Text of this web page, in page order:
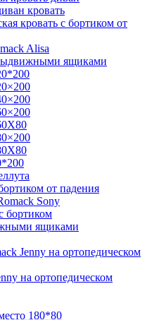
кровать
кровать с бортиком от
Alisa
ящиками
от падения
Sony
бортиком
ящиками
Jenny на ортопедическом
на ортопедическом
180*80